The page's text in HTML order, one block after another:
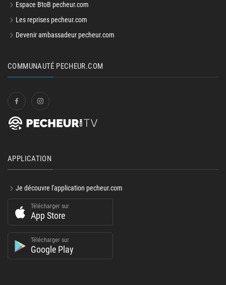
Espace BtoB pecheur.com
Les reprises pecheur.com
Devenir ambassadeur pecheur.com
COMMUNAUTÉ PECHEUR.COM
APPLICATION
Je découvre l'application pecheur.com
Télécharger sur
App Store
Télécharger sur
Google Play